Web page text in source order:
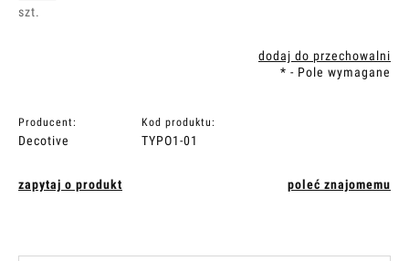
szt.
dodaj do przechowalni
* - Pole wymagane
Producent:
Decotive
Kod produktu:
TYPO1-01
zapytaj o produkt poleć znajomemu